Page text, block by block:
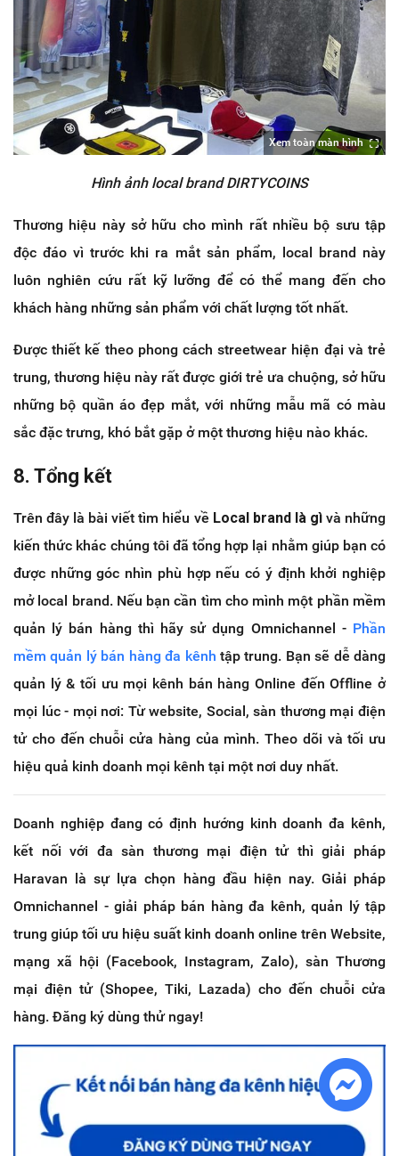
Xem toàn màn hình
Hình ảnh local brand DIRTYCOINS
Thương hiệu này sở hữu cho mình rất nhiều bộ sưu tập
độc đáo vì trước khi ra mắt sản phẩm, local brand này
luôn nghiên cứu rất kỹ lưỡng để có thể mang đến cho
khách hàng những sản phẩm với chất lượng tốt nhất.
Được thiết kế theo phong cách streetwear hiện đại và trẻ
trung, thương hiệu này rất được giới trẻ ưa chuộng, sở hữu
những bộ quần áo đẹp mắt, với những mẫu mã có màu
sắc đặc trưng, khó bắt gặp ở một thương hiệu nào khác.
8. Tổng kết
Trên đây là bài viết tìm hiểu về Local brand là gìvà những
kiến thức khác chúng tôi đã tổng hợp lại nhằm giúp bạn có
được những góc nhìn phù hợp nếu có ý định khởi nghiệp
mở local brand. Nếu bạn cần tìm cho mình một phần mềm
quản lý bán hàng thì hãy sử dụng Omnichannel - Phần
mềm quản lý bán hàng đa kênh tập trung. Bạn sẽ dễ dàng
quản lý & tối ưu mọi kênh bán hàng Online đến Offline ở
mọi lúc - mọi nơi: Từ website, Social, sàn thương mại điện
tử cho đến chuỗi cửa hàng của mình. Theo dõi và tối ưu
hiệu quả kinh doanh mọi kênh tại một nơi duy nhất.
Doanh nghiệp đang có định hướng kinh doanh đa kênh,
kết nối với đa sàn thương mại điện tử thì giải pháp
Haravan là sự lựa chọn hàng đầu hiện nay. Giải pháp
Omnichannel - giải pháp bán hàng đa kênh, quản lý tập
trung giúp tối ưu hiệu suất kinh doanh online trên Website,
mạng xã hội (Facebook, Instagram, Zalo), sàn Thương
mại điện tử (Shopee, Tiki, Lazada) cho đến chuỗi cửa
hàng. Đăng ký dùng thử ngay!